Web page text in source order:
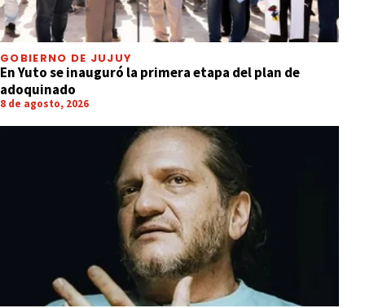
GOBIERNO DE JUJUY
En Yuto se inauguró la primera etapa del plan de
adoquinado
8 de agosto, 2026